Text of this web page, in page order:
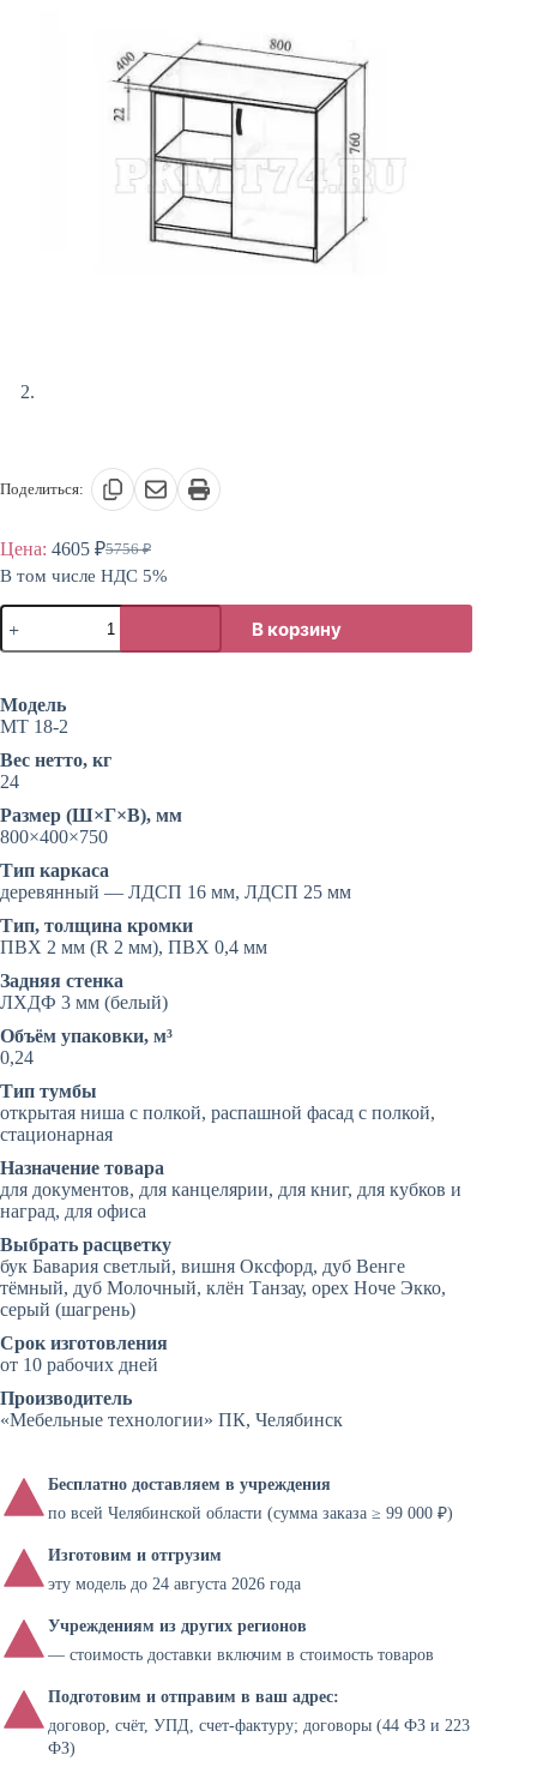
Поделиться:
Цена: 5756₽
Первоначальная
цена
составляла
5756 ₽.
4605 ₽Текущая
цена:
4605 ₽.
В том числе НДС 5%
Количество
товара
Тумба
В корзину
Модель
МТ 18-2
Вес нетто, кг
24
Размер (Ш×Г×В), мм
800×400×750
Тип каркаса
деревянный — ЛДСП 16 мм, ЛДСП 25 мм
Тип, толщина кромки
ПВХ 2 мм (R 2 мм), ПВХ 0,4 мм
Задняя стенка
ЛХДФ 3 мм (белый)
Объём упаковки, м³
0,24
Тип тумбы
открытая ниша с полкой, распашной фасад с полкой,
стационарная
Назначение товара
для документов, для канцелярии, для книг, для кубков и
наград, для офиса
Выбрать расцветку
бук Бавария светлый, вишня Оксфорд, дуб Венге
тёмный, дуб Молочный, клён Танзау, орех Ноче Экко,
серый (шагрень)
Срок изготовления
от 10 рабочих дней
Производитель
«Мебельные технологии» ПК, Челябинск
Бесплатно доставляем в учреждения
по всей Челябинской области (сумма заказа ≥ 99 000 ₽)
Изготовим и отгрузим
эту модель до 24 августа 2026 года
Учреждениям из других регионов
— стоимость доставки включим в стоимость товаров
Подготовим и отправим в ваш адрес:
договор, счёт, УПД, счет-фактуру; договоры (44 ФЗ и 223
ФЗ)